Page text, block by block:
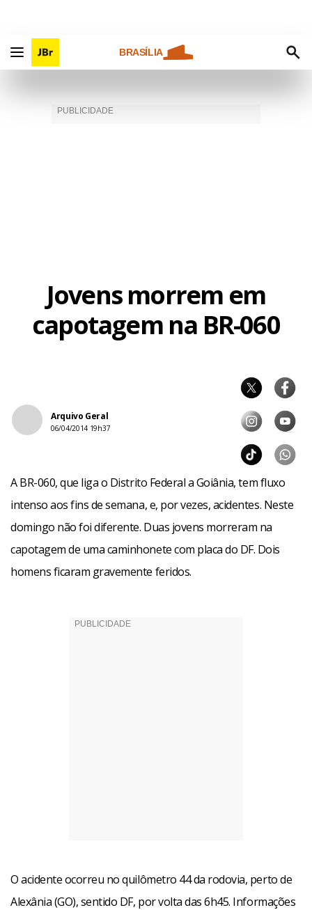
BRASÍLIA
Jovens morrem em
capotagem na BR-060
Arquivo Geral
06/04/2014 19h37
A BR-060, que liga o Distrito Federal a Goiânia, tem fluxo
intenso aos fins de semana, e, por vezes, acidentes. Neste
domingo não foi diferente. Duas jovens morreram na
capotagem de uma caminhonete com placa do DF. Dois
homens ficaram gravemente feridos.
O acidente ocorreu no quilômetro 44 da rodovia, perto de
Alexânia (GO), sentido DF, por volta das 6h45. Informações